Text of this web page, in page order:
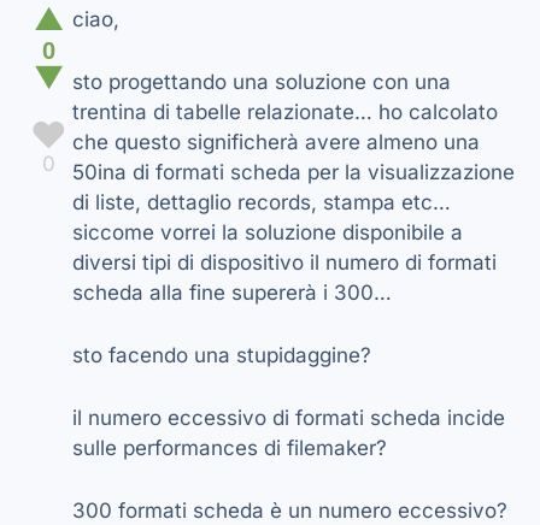
▲
0
▼
♥
0
ciao,
sto progettando una soluzione con una
trentina di tabelle relazionate… ho calcolato
che questo significherà avere almeno una
50ina di formati scheda per la visualizzazione
di liste, dettaglio records, stampa etc…
siccome vorrei la soluzione disponibile a
diversi tipi di dispositivo il numero di formati
scheda alla fine supererà i 300…
sto facendo una stupidaggine?
il numero eccessivo di formati scheda incide
sulle performances di filemaker?
300 formati scheda è un numero eccessivo?